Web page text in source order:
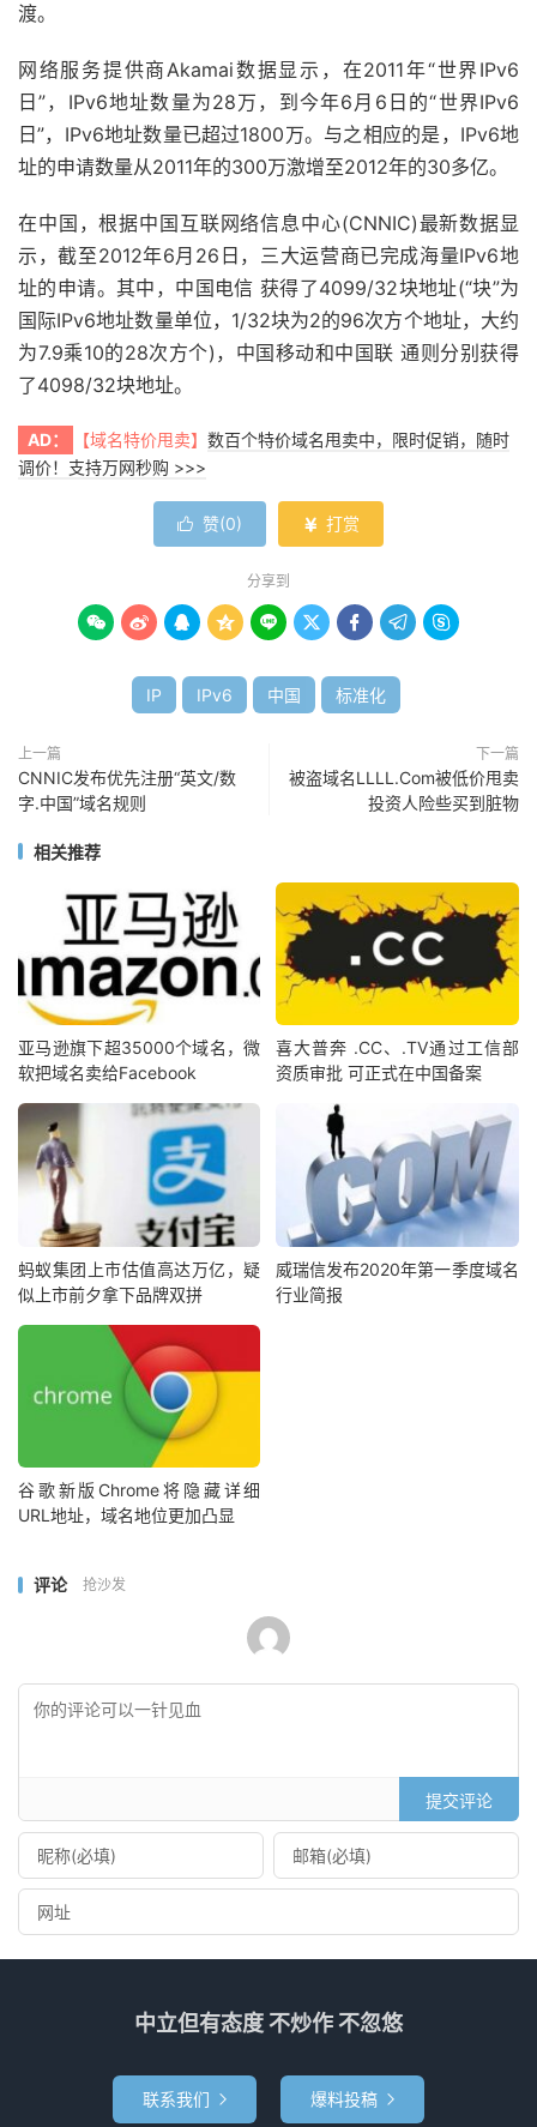
渡。
网络服务提供商Akamai数据显示，在2011年“世界IPv6
日”，IPv6地址数量为28万，到今年6月6日的“世界IPv6
日”，IPv6地址数量已超过1800万。与之相应的是，IPv6地
址的申请数量从2011年的300万激增至2012年的30多亿。
在中国，根据中国互联网络信息中心(CNNIC)最新数据显
示，截至2012年6月26日，三大运营商已完成海量IPv6地
址的申请。其中，中国电信 获得了4099/32块地址(“块”为
国际IPv6地址数量单位，1/32块为2的96次方个地址，大约
为7.9乘10的28次方个)，中国移动和中国联 通则分别获得
了4098/32块地址。
AD： 【域名特价甩卖】 数百个特价域名甩卖中，限时促销，随时
调价！支持万网秒购 >>>
 赞(0)  打赏
分享到
        
IP IPv6 中国 标准化
上一篇
CNNIC发布优先注册“英文/数
字.中国”域名规则
下一篇
被盗域名LLLL.Com被低价甩卖
投资人险些买到脏物
相关推荐
亚马逊旗下超35000个域名，微
软把域名卖给Facebook
喜大普奔 .CC、.TV通过工信部
资质审批 可正式在中国备案
蚂蚁集团上市估值高达万亿，疑
似上市前夕拿下品牌双拼
威瑞信发布2020年第一季度域名
行业简报
谷歌新版Chrome将隐藏详细
URL地址，域名地位更加凸显
评论 抢沙发
提交评论
中立但有态度 不炒作 不忽悠
联系我们  爆料投稿 